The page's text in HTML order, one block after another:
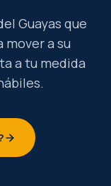
Guayas que
a su
a tu medida